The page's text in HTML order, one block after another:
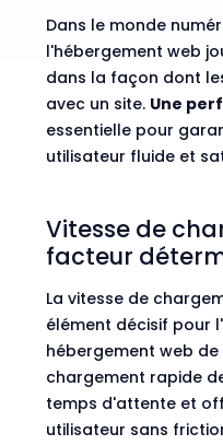
Dans le monde
l'hébergement web
dans la façon dont
avec un site. Une
essentielle pour
utilisateur fluide et
Vitesse de
facteur
La vitesse de
élément décisif pour
hébergement web
chargement rapide
temps d'attente et
utilisateur sans